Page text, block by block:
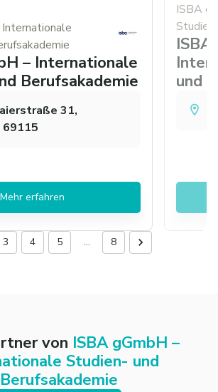
– Internationale
Berufsakademie
31,
Mehr erfahren
ISBA
ISBA
und
3 4 5 … 8
von ISBA gGmbH –
Studien- und
Berufsakademie